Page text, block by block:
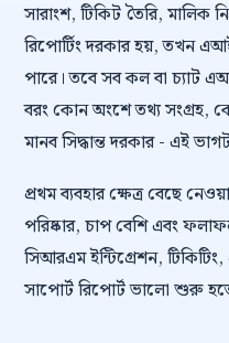
সারাংশ, টিকিট তৈরি,
রিপোর্টিং দরকার হয়, তখন
পারে। তবে সব কল বা চ্যাট
বরং কোন অংশে তথ্য
মানব সিদ্ধান্ত দরকার - এই
প্রথম ব্যবহার ক্ষেত্র বেছে
পরিষ্কার, চাপ বেশি এবং
সিআরএম ইন্টিগ্রেশন,
সাপোর্ট রিপোর্ট ভালো শুরু